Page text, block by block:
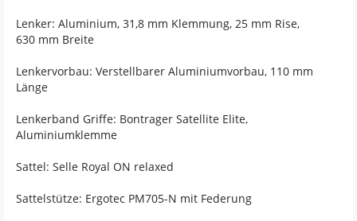
Lenker: Aluminium, 31,8 mm Klemmung, 25 mm Rise,
630 mm Breite
Lenkervorbau: Verstellbarer Aluminiumvorbau, 110 mm
Länge
Lenkerband Griffe: Bontrager Satellite Elite,
Aluminiumklemme
Sattel: Selle Royal ON relaxed
Sattelstütze: Ergotec PM705-N mit Federung